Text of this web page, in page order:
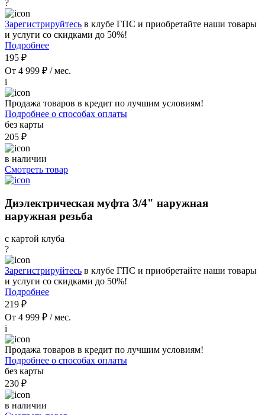
?
Зарегистрируйтесь в клубе ГПС и приобретайте наши товары
и услуги со скидками до 50%!
Подробнее
195 ₽
От 4 999 ₽ / мес.
i
Продажа товаров в кредит по лучшим условиям!
Подробнее о способах оплаты
без карты
205 ₽
в наличии
Смотреть товар
Диэлектрическая муфта 3/4" наружная
наружная резьба
с картой клуба
?
Зарегистрируйтесь в клубе ГПС и приобретайте наши товары
и услуги со скидками до 50%!
Подробнее
219 ₽
От 4 999 ₽ / мес.
i
Продажа товаров в кредит по лучшим условиям!
Подробнее о способах оплаты
без карты
230 ₽
в наличии